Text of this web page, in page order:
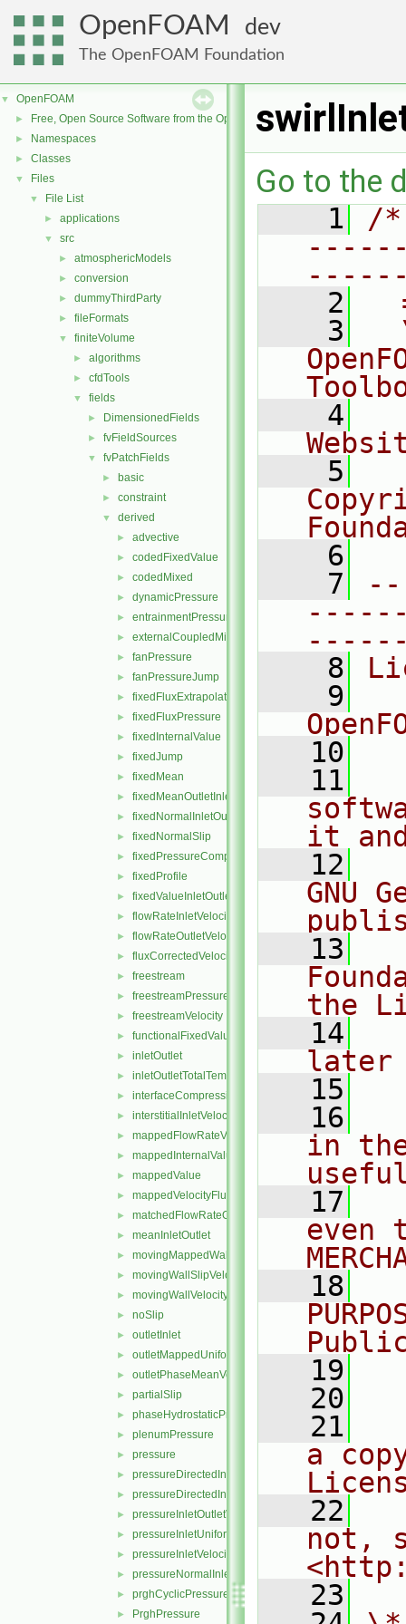
OpenFOAM dev
The OpenFOAM Foundation
▼ OpenFOAM
► Free, Open Source Software from the OpenFOAM Foundation
► Namespaces
► Classes
▼ Files
▼ File List
► applications
▼ src
► atmosphericModels
► conversion
► dummyThirdParty
► fileFormats
▼ finiteVolume
► algorithms
► cfdTools
▼ fields
► DimensionedFields
► fvFieldSources
▼ fvPatchFields
► basic
► constraint
▼ derived
► advective
► codedFixedValue
► codedMixed
► dynamicPressure
► entrainmentPressure
► externalCoupledMixed
► fanPressure
► fanPressureJump
► fixedFluxExtrapolatedPressure
► fixedFluxPressure
► fixedInternalValue
► fixedJump
► fixedMean
► fixedMeanOutletInlet
► fixedNormalInletOutletVelocity
► fixedNormalSlip
► fixedPressureCompressibleDensity
► fixedProfile
► fixedValueInletOutlet
► flowRateInletVelocity
► flowRateOutletVelocity
► fluxCorrectedVelocity
► freestream
► freestreamPressure
► freestreamVelocity
► functionalFixedValue
► inletOutlet
► inletOutletTotalTemperature
► interfaceCompression
► interstitialInletVelocity
► mappedFlowRateVelocity
► mappedInternalValue
► mappedValue
► mappedVelocityFlux
► matchedFlowRateOutletVelocity
► meanInletOutlet
► movingMappedWallVelocity
► movingWallSlipVelocity
► movingWallVelocity
► noSlip
► outletInlet
► outletMappedUniformInlet
► outletPhaseMeanVelocity
► partialSlip
► phaseHydrostaticPressure
► plenumPressure
► pressure
► pressureDirectedInletOutletVelocity
► pressureDirectedInletVelocity
► pressureInletOutletVelocity
► pressureInletUniformVelocity
► pressureInletVelocity
► pressureNormalInletOutletVelocity
► prghCyclicPressure
► PrghPressure
Go to the
    1
/
    2
    3
    4
    5
    6
    7
    8
    9
   10
   11
it
   12
GNU
   13
the
   14
later
   15
   16
in
   17
even
   18
   19
   20
   21
a
   22
not,
   23